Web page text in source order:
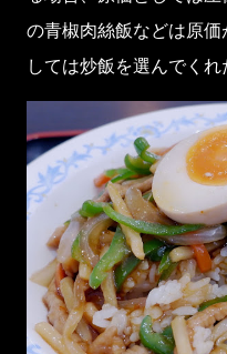
の青椒肉絲飯などは原
しては炒飯を選んでく